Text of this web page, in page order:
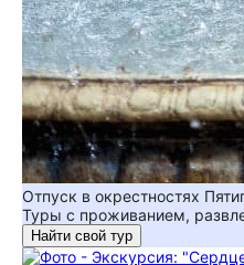
Отпуск в окрестностях
Туры с проживанием,
Найти свой тур